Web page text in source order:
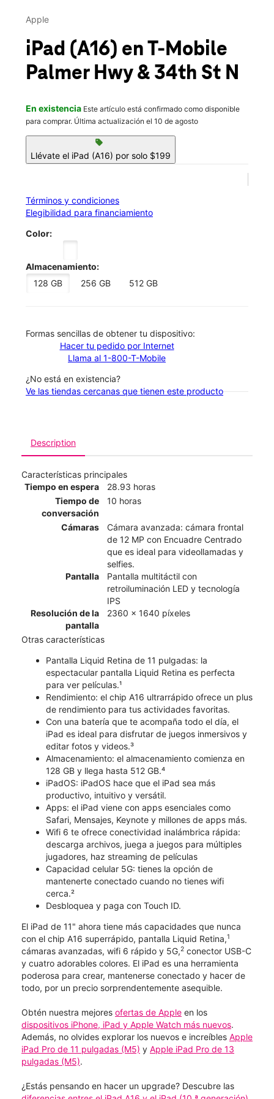
Dom.:
3402 Palmer Hwy Ste B Texas City, TX 77590
Apple
iPad (A16) en T-Mobile
Palmer Hwy & 34th St N
En existencia Este artículo está confirmado como disponible
para comprar. Última actualización el 10 de agosto
sell
Llévate el iPad (A16) por solo $199
Términos y condiciones
Elegibilidad para financiamiento
Color:
Almacenamiento:
128 GB
256 GB 512 GB
​​​​​​​Formas sencillas de obtener tu dispositivo:
Hacer tu pedido por Internet
Llama al 1-800-T-Mobile
¿No está en existencia?
Ve las tiendas cercanas que tienen este producto
Description
Características principales
Tiempo en espera
28.93 horas
Tiempo de
conversación
10 horas
Cámaras
Cámara avanzada: cámara frontal
de 12 MP con Encuadre Centrado
que es ideal para videollamadas y
selfies.
Pantalla
Pantalla multitáctil con
retroiluminación LED y tecnología
IPS
Resolución de la
pantalla
2360 x 1640 píxeles
Otras características
Pantalla Liquid Retina de 11 pulgadas: la
espectacular pantalla Liquid Retina es perfecta
para ver películas.¹
Rendimiento: el chip A16 ultrarrápido ofrece un plus
de rendimiento para tus actividades favoritas.
Con una batería que te acompaña todo el día, el
iPad es ideal para disfrutar de juegos inmersivos y
editar fotos y videos.³
Almacenamiento: el almacenamiento comienza en
128 GB y llega hasta 512 GB.⁴
iPadOS: iPadOS hace que el iPad sea más
productivo, intuitivo y versátil.
Apps: el iPad viene con apps esenciales como
Safari, Mensajes, Keynote y millones de apps más.
Wifi 6 te ofrece conectividad inalámbrica rápida:
descarga archivos, juega a juegos para múltiples
jugadores, haz streaming de películas
Capacidad celular 5G: tienes la opción de
mantenerte conectado cuando no tienes wifi
cerca.²
Desbloquea y paga con Touch ID.
El iPad de 11" ahora tiene más capacidades que nunca
con el chip A16 superrápido, pantalla Liquid Retina,1
cámaras avanzadas, wifi 6 rápido y 5G,2 conector USB-C
y cuatro adorables colores. El iPad es una herramienta
poderosa para crear, mantenerse conectado y hacer de
todo, por un precio sorprendentemente asequible.
Obtén nuestra mejores ofertas de Apple en los
dispositivos iPhone, iPad y Apple Watch más nuevos.
Además, no olvides explorar los nuevos e increíbles Apple
iPad Pro de 11 pulgadas (M5) y Apple iPad Pro de 13
pulgadas (M5).
¿Estás pensando en hacer un upgrade? Descubre las